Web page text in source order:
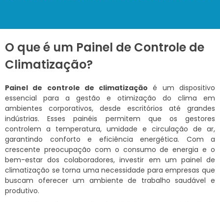
O que é um Painel de Controle de
Climatização?
Painel de controle de climatização é um dispositivo
essencial para a gestão e otimização do clima em
ambientes corporativos, desde escritórios até grandes
indústrias. Esses painéis permitem que os gestores
controlem a temperatura, umidade e circulação de ar,
garantindo conforto e eficiência energética. Com a
crescente preocupação com o consumo de energia e o
bem-estar dos colaboradores, investir em um painel de
climatização se torna uma necessidade para empresas que
buscam oferecer um ambiente de trabalho saudável e
produtivo.